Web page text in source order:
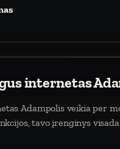
internetas
Adampolis veikia per
tavo įrenginys